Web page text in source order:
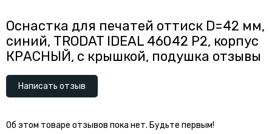
Оснастка для печатей оттиск D=42 мм,
синий, TRODAT IDEAL 46042 P2, корпус
КРАСНЫЙ, c крышкой, подушка отзывы
Написать отзыв
Об этом товаре отзывов пока нет. Будьте первым!